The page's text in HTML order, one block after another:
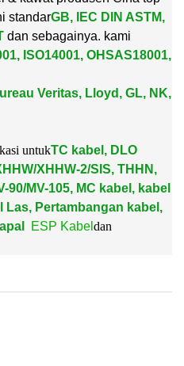
standarGB, IEC DIN ASTM,
dan sebagainya. kami
ISO14001, OHSAS18001,
Veritas, Lloyd, GL, NK,
untukTC kabel, DLO
XHHW-2/SIS, THHN,
90/MV-105, MC kabel, kabel
Las, Pertambangan kabel,
ESP Kabel dan